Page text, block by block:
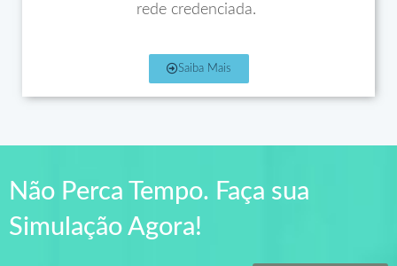
rede credenciada.
Saiba Mais
Não Perca Tempo. Faça sua
Simulação Agora!